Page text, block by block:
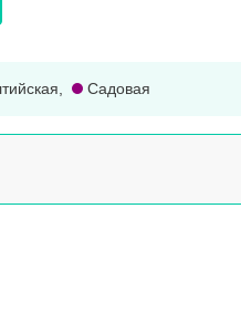
Садовая